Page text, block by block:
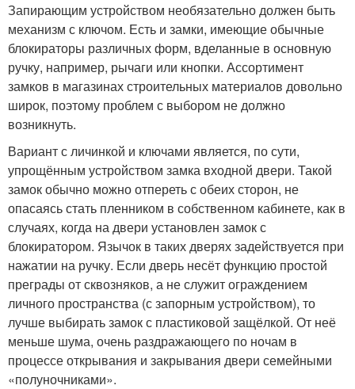
Запирающим устройством необязательно должен быть
механизм с ключом. Есть и замки, имеющие обычные
блокираторы различных форм, вделанные в основную
ручку, например, рычаги или кнопки. Ассортимент
замков в магазинах строительных материалов довольно
широк, поэтому проблем с выбором не должно
возникнуть.
Вариант с личинкой и ключами является, по сути,
упрощённым устройством замка входной двери. Такой
замок обычно можно отпереть с обеих сторон, не
опасаясь стать пленником в собственном кабинете, как в
случаях, когда на двери установлен замок с
блокиратором. Язычок в таких дверях задействуется при
нажатии на ручку. Если дверь несёт функцию простой
преграды от сквозняков, а не служит ограждением
личного пространства (с запорным устройством), то
лучше выбирать замок с пластиковой защёлкой. От неё
меньше шума, очень раздражающего по ночам в
процессе открывания и закрывания двери семейными
«полуночниками».